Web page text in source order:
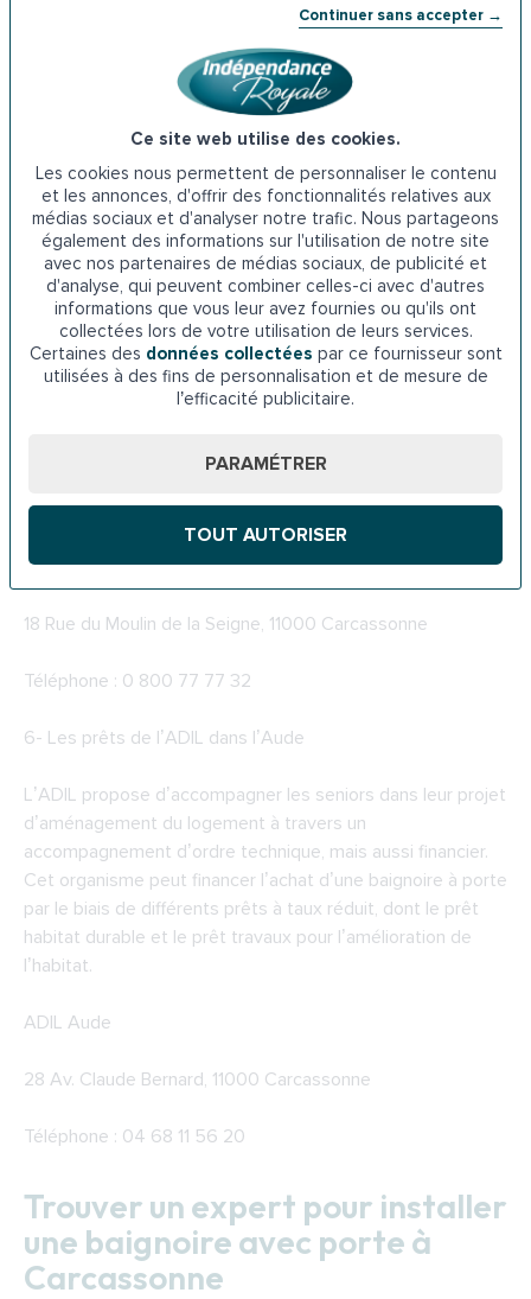
Continuer sans accepter →
Ce site web utilise des cookies.
Les cookies nous permettent de personnaliser le contenu
et les annonces, d'offrir des fonctionnalités relatives aux
médias sociaux et d'analyser notre trafic. Nous partageons
également des informations sur l'utilisation de notre site
avec nos partenaires de médias sociaux, de publicité et
d'analyse, qui peuvent combiner celles-ci avec d'autres
informations que vous leur avez fournies ou qu'ils ont
collectées lors de votre utilisation de leurs services.
Certaines des données collectées par ce fournisseur sont
utilisées à des fins de personnalisation et de mesure de
l’efficacité publicitaire.
PARAMÉTRER
TOUT AUTORISER
105 boulevard Barbès 11838 Carcassonne
Téléphone : 04 68 71 76 57
5-La PCH à Carcassonne
A travers la PCH, ou Prestation de compensation du
handicap, la MDPH peut aussi participer financièrement à
l’acquisition et à l’installation d’une baignoire à porte dans
un logement senior. Cette aide permet de rembourser les
différents frais liés à la perte d’autonomie ou au handicap.
Son attribution est soumise à des conditions d’âge, de
degré d’autonomie, de ressources et de lieu de résidence.
ceux qui ont plus de 60 ans peuvent quand même en faire
avant cet âge.
MDPH de l’Aude
18 Rue du Moulin de la Seigne, 11000 Carcassonne
Téléphone : 0 800 77 77 32
6- Les prêts de l’ADIL dans l’Aude
L’ADIL propose d’accompagner les seniors dans leur projet
d’aménagement du logement à travers un
accompagnement d’ordre technique, mais aussi financier.
Cet organisme peut financer l’achat d’une baignoire à porte
par le biais de différents prêts à taux réduit, dont le prêt
habitat durable et le prêt travaux pour l’amélioration de
l’habitat.
ADIL Aude
28 Av. Claude Bernard, 11000 Carcassonne
Téléphone : 04 68 11 56 20
Trouver un expert pour installer
une baignoire avec porte à
Carcassonne